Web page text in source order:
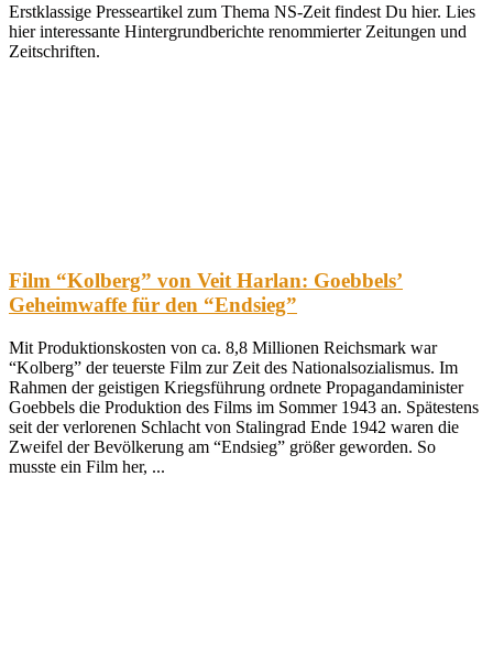
Erstklassige Presseartikel zum Thema NS-Zeit findest Du hier. Lies
hier interessante Hintergrundberichte renommierter Zeitungen und
Zeitschriften.
Film “Kolberg” von Veit Harlan: Goebbels’
Geheimwaffe für den “Endsieg”
Mit Produktionskosten von ca. 8,8 Millionen Reichsmark war
“Kolberg” der teuerste Film zur Zeit des Nationalsozialismus. Im
Rahmen der geistigen Kriegsführung ordnete Propagandaminister
Goebbels die Produktion des Films im Sommer 1943 an. Spätestens
seit der verlorenen Schlacht von Stalingrad Ende 1942 waren die
Zweifel der Bevölkerung am “Endsieg” größer geworden. So
musste ein Film her, ...